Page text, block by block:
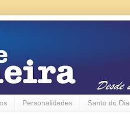
Personalidades Santo do Dia